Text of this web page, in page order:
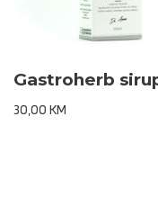
Gastroherb
30,00 KM